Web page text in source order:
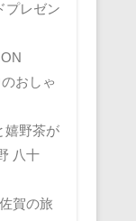
プレゼン
おしゃ
嬉野茶が
八十
賀の旅